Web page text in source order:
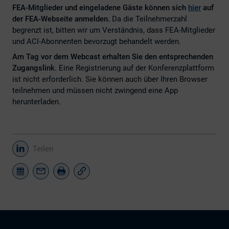
FEA-Mitglieder und eingeladene Gäste können sich hier auf
der FEA-Webseite anmelden. Da die Teilnehmerzahl
begrenzt ist, bitten wir um Verständnis, dass FEA-Mitglieder
und ACI-Abonnenten bevorzugt behandelt werden.
Am Tag vor dem Webcast erhalten Sie den entsprechenden
Zugangslink. Eine Registrierung auf der Konferenzplattform
ist nicht erforderlich. Sie können auch über Ihren Browser
teilnehmen und müssen nicht zwingend eine App
herunterladen.
Teilen